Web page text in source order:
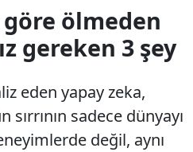
ölmeden
gereken 3 şey
eden yapay zeka,
sadece dünyayı
değil, aynı